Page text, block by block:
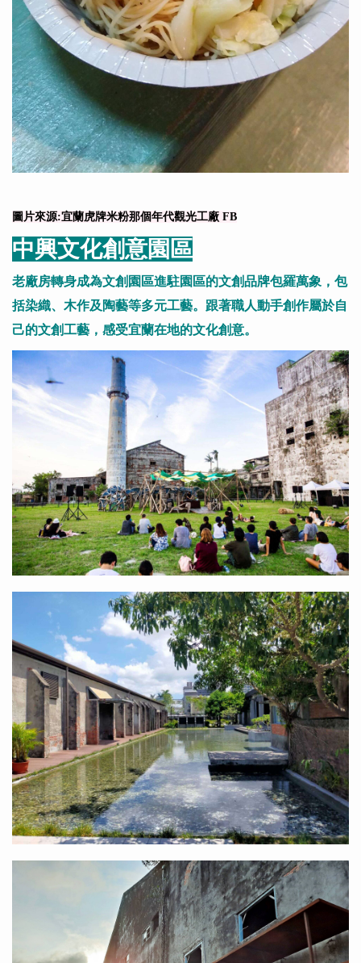
圖片來源:宜蘭虎牌米粉那個年代觀光工廠 FB
中興文化創意園區
老廠房轉身成為文創園區進駐園區的文創品牌包羅萬象，包
括染織、木作及陶藝等多元工藝。跟著職人動手創作屬於自
己的文創工藝，感受宜蘭在地的文化創意。